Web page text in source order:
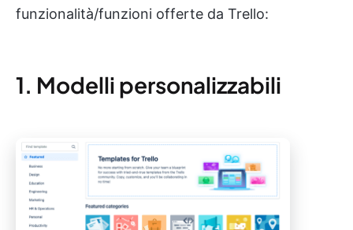
funzionalità/funzioni offerte da Trello:
1. Modelli personalizzabili